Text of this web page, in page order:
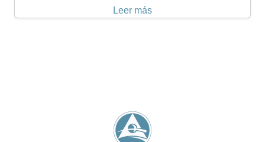
Leer más